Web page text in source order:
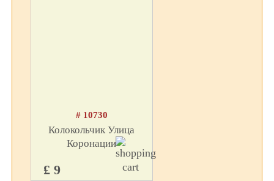
# 10730
Колокольчик Улица
Коронации
£ 9